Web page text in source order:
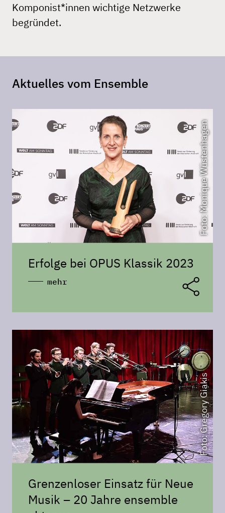
Komponist*innen wichtige Netzwerke
begründet.
Aktuelles vom Ensemble
Foto: Monique Wüstenhagen
Erfolge bei OPUS Klassik 2023
mehr
Foto: Gregory Giakis
Grenzenloser Einsatz für Neue
Musik – 20 Jahre ensemble